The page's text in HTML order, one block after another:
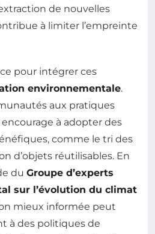
de nouvelles
à limiter l’empreinte
pour intégrer ces
environnementale.
aux pratiques
à adopter des
comme le tri des
d’objets réutilisables. En
du Groupe d’experts
sur l’évolution du climat
mieux informée peut
à des politiques de